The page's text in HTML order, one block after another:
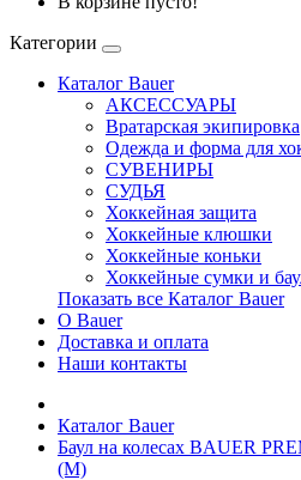
Категории
Каталог Bauer
АКСЕССУАРЫ
Вратарская экипировка
Одежда и форма для
СУВЕНИРЫ
СУДЬЯ
Хоккейная защита
Хоккейные клюшки
Хоккейные коньки
Хоккейные сумки и
Показать все Каталог Bauer
О Bauer
Доставка и оплата
Наши контакты
Каталог Bauer
Баул на колесах BAUER
(M)